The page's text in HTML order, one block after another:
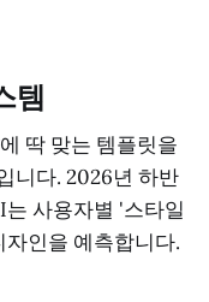
템
딱 맞는 템플릿을
니다. 2026년 하반
사용자별 '스타일
인을 예측합니다.